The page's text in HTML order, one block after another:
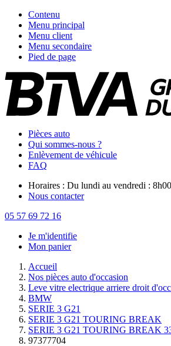
Contenu
Menu principal
Menu client
Menu secondaire
Pied de page
Pièces auto
Qui sommes-nous ?
Enlèvement de véhicule
FAQ
Horaires : Du lundi au vendredi :
Nous contacter
05 57 69 72 16
Je m'identifie
Mon panier
Accueil
Nos pièces auto d'occasion
Leve vitre electrique arriere droit
BMW
SERIE 3 G21
SERIE 3 G21 TOURING BREAK
SERIE 3 G21 TOURING BREAK
97377704